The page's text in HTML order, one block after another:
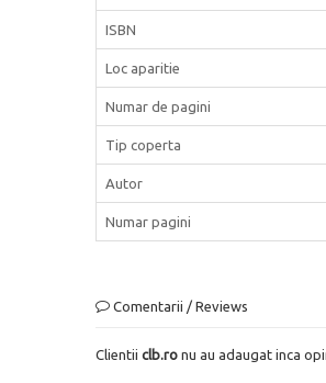
ISBN
Loc aparitie
Numar de pagini
Tip coperta
Autor
Numar pagini
Comentarii / Reviews
Clientii clb.ro nu au adaugat inca